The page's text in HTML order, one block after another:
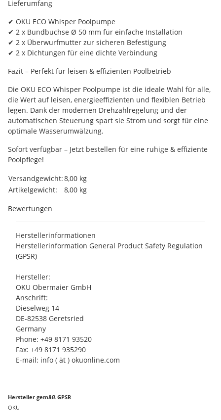
Lieferumfang
✔ OKU ECO Whisper Poolpumpe
✔ 2 x Bundbuchse Ø 50 mm für einfache Installation
✔ 2 x Überwurfmutter zur sicheren Befestigung
✔ 2 x Dichtungen für eine dichte Verbindung
Fazit – Perfekt für leisen & effizienten Poolbetrieb
Die OKU ECO Whisper Poolpumpe ist die ideale Wahl für alle,
die Wert auf leisen, energieeffizienten und flexiblen Betrieb
legen. Dank der modernen Drehzahlregelung und der
automatischen Steuerung spart sie Strom und sorgt für eine
optimale Wasserumwälzung.
Sofort verfügbar – Jetzt bestellen für eine ruhige & effiziente
Poolpflege!
Produkteigenschaft
Wert
Versandgewicht:8,00 kg
Artikelgewicht:
8,00 kg
Bewertungen
Herstellerinformationen
Herstellerinformation General Product Safety Regulation
(GPSR)
Hersteller:
OKU Obermaier GmbH
Anschrift:
Dieselweg 14
DE-82538 Geretsried
Germany
Phone: +49 8171 93520
Fax: +49 8171 935290
E-mail: info ( ät ) okuonline.com
Hersteller gemäß GPSR
OKU